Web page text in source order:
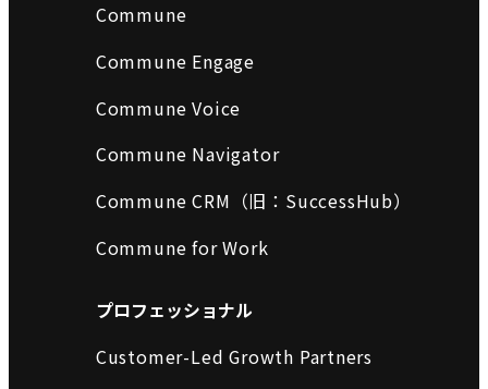
Commune
Commune Engage
Commune Voice
Commune Navigator
Commune CRM（旧：SuccessHub）
Commune for Work
プロフェッショナル
Customer-Led Growth Partners